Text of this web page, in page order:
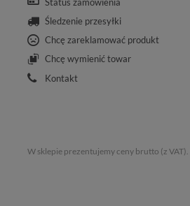
Śledzenie przesyłki
Chcę zareklamować produkt
Chcę wymienić towar
Kontakt
W sklepie prezentujemy ceny brutto (z VAT).